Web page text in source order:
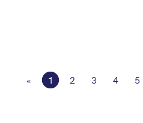
« 1 2 3 4 5